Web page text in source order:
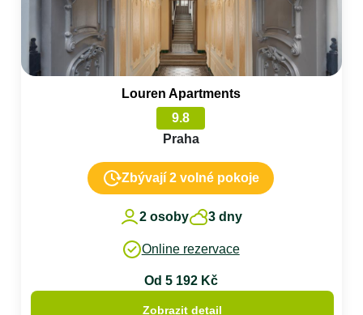
Louren Apartments
9.8
Praha
Zbývají 2 volné pokoje
2 osoby 3 dny
Online rezervace
Od 5 192 Kč
Zobrazit detail